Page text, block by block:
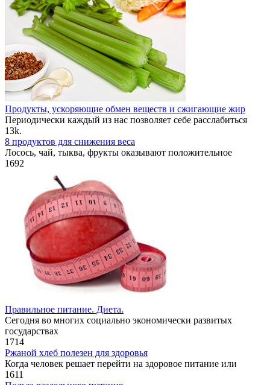
Продукты, ускоряющие обмен веществ и сжигающие жир
Периодически каждый из нас позволяет себе расслабиться
13k.
8 продуктов для снижения веса
Лосось, чай, тыква, фрукты оказывают положительное
1692
Правильное питание. Диета.
Сегодня во многих социально экономически развитых
государствах
1 714
Ржаной хлеб полезен для здоровья
Когда человек решает перейти на здоровое питание или
1611